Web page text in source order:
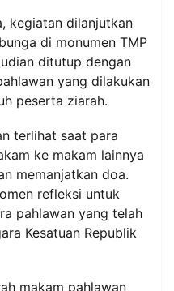
kegiatan dilanjutkan
di monumen TMP
ditutup dengan
yang dilakukan
peserta ziarah.
terlihat saat para
ke makam lainnya
memanjatkan doa.
refleksi untuk
pahlawan yang telah
Kesatuan Republik
makam pahlawan